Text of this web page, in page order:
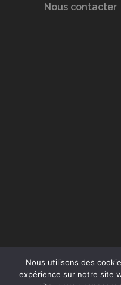
Nous contacter
Nous utilisons des
expérience sur notre site